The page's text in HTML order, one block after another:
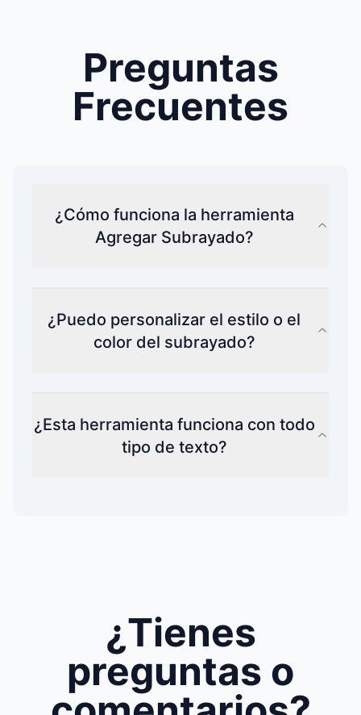
Preguntas
Frecuentes
¿Cómo funciona la herramienta
Agregar Subrayado?
¿Puedo personalizar el estilo o el
color del subrayado?
¿Esta herramienta funciona con todo
tipo de texto?
¿Tienes
preguntas o